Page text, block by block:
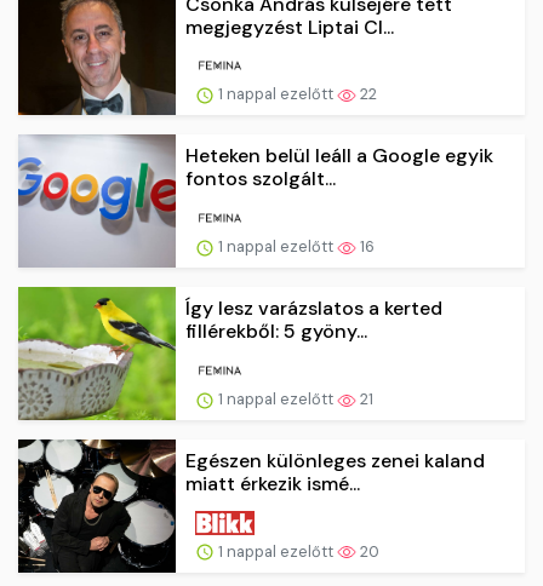
megjegyzést Liptai Cl...
1 nappal ezelőtt 22
Heteken belül leáll a Google egyik
fontos szolgált...
1 nappal ezelőtt 16
Így lesz varázslatos a kerted
fillérekből: 5 gyöny...
1 nappal ezelőtt 21
Egészen különleges zenei kaland
miatt érkezik ismé...
1 nappal ezelőtt 20